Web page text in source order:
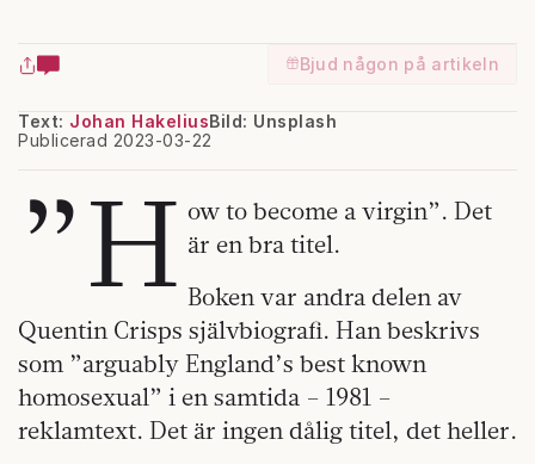
Bjud någon på artikeln
Text: Johan Hakelius
Publicerad 2023-03-22
Bild: Unsplash
”H ow to become a virgin”. Det
är en bra titel.
Boken var andra delen av
Quentin Crisps självbiografi. Han beskrivs
som ”arguably England’s best known
homosexual” i en samtida – 1981 –
reklamtext. Det är ingen dålig titel, det heller.